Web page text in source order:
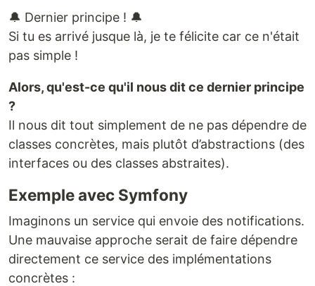
🔔 Dernier principe ! 🔔
Si tu es arrivé jusque là, je te félicite car ce n'était
pas simple !
Alors, qu'est-ce qu'il nous dit ce dernier principe
?
Il nous dit tout simplement de ne pas dépendre de
classes concrètes, mais plutôt d’abstractions (des
interfaces ou des classes abstraites).
Exemple avec Symfony
Imaginons un service qui envoie des notifications.
Une mauvaise approche serait de faire dépendre
directement ce service des implémentations
concrètes :